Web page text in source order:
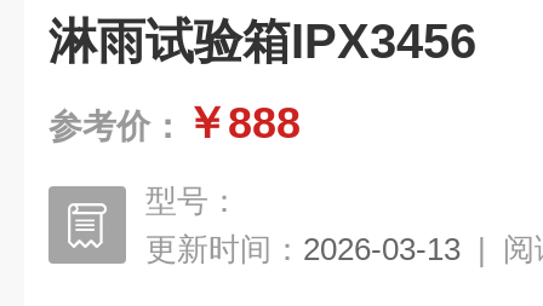
淋雨试验箱IPX3456
参考价： ￥888
型号：
更新时间： 2026-03-13 | 阅